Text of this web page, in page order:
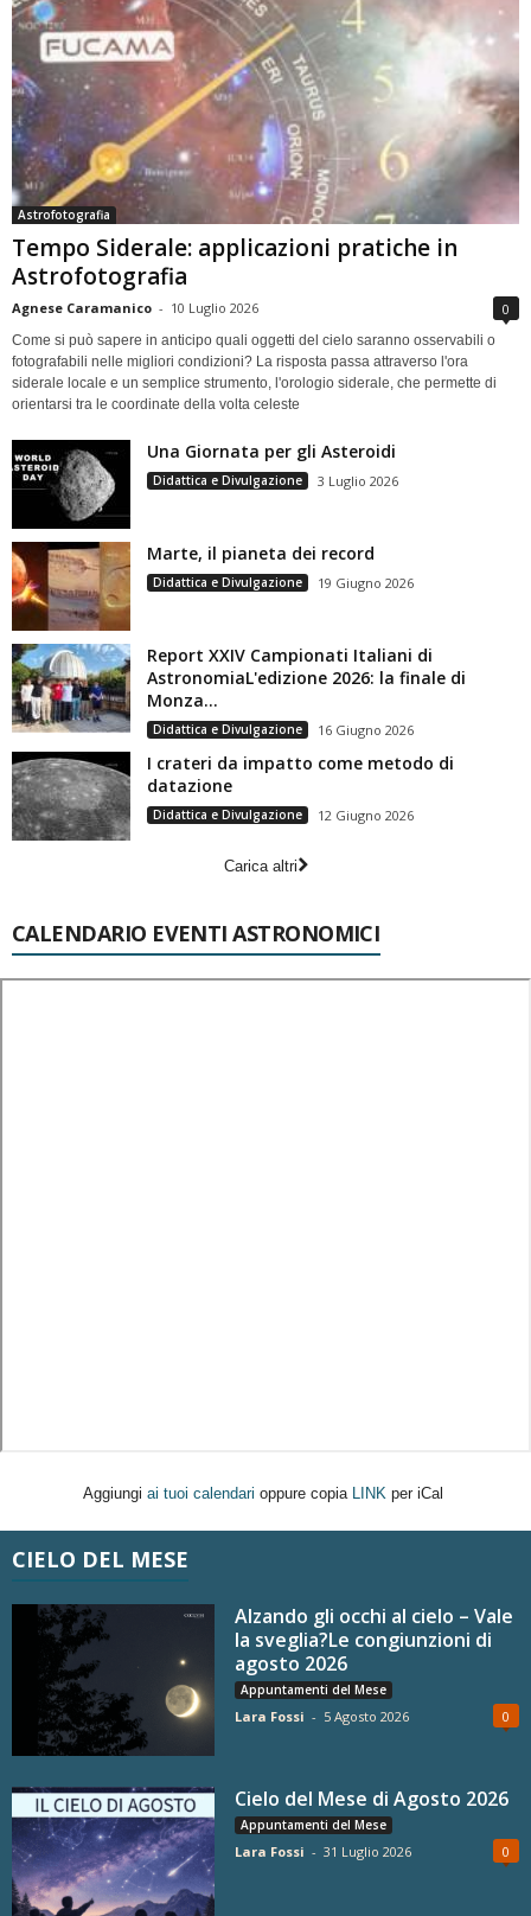
Astrofotografia
Tempo Siderale: applicazioni pratiche in
Astrofotografia
Agnese Caramanico - 10 Luglio 2026 0
Come si può sapere in anticipo quali oggetti del cielo saranno osservabili o
fotografabili nelle migliori condizioni? La risposta passa attraverso l'ora
siderale locale e un semplice strumento, l'orologio siderale, che permette di
orientarsi tra le coordinate della volta celeste
Una Giornata per gli Asteroidi
Didattica e Divulgazione 3 Luglio 2026
Marte, il pianeta dei record
Didattica e Divulgazione 19 Giugno 2026
Report XXIV Campionati Italiani di
AstronomiaL'edizione 2026: la finale di
Monza...
Didattica e Divulgazione 16 Giugno 2026
I crateri da impatto come metodo di
datazione
Didattica e Divulgazione 12 Giugno 2026
Carica altri
CALENDARIO EVENTI ASTRONOMICI
Aggiungi ai tuoi calendari oppure copia LINK per iCal
CIELO DEL MESE
Alzando gli occhi al cielo – Vale
la sveglia?Le congiunzioni di
agosto 2026
Appuntamenti del Mese
Lara Fossi - 5 Agosto 2026 0
Cielo del Mese di Agosto 2026
Appuntamenti del Mese
Lara Fossi - 31 Luglio 2026 0